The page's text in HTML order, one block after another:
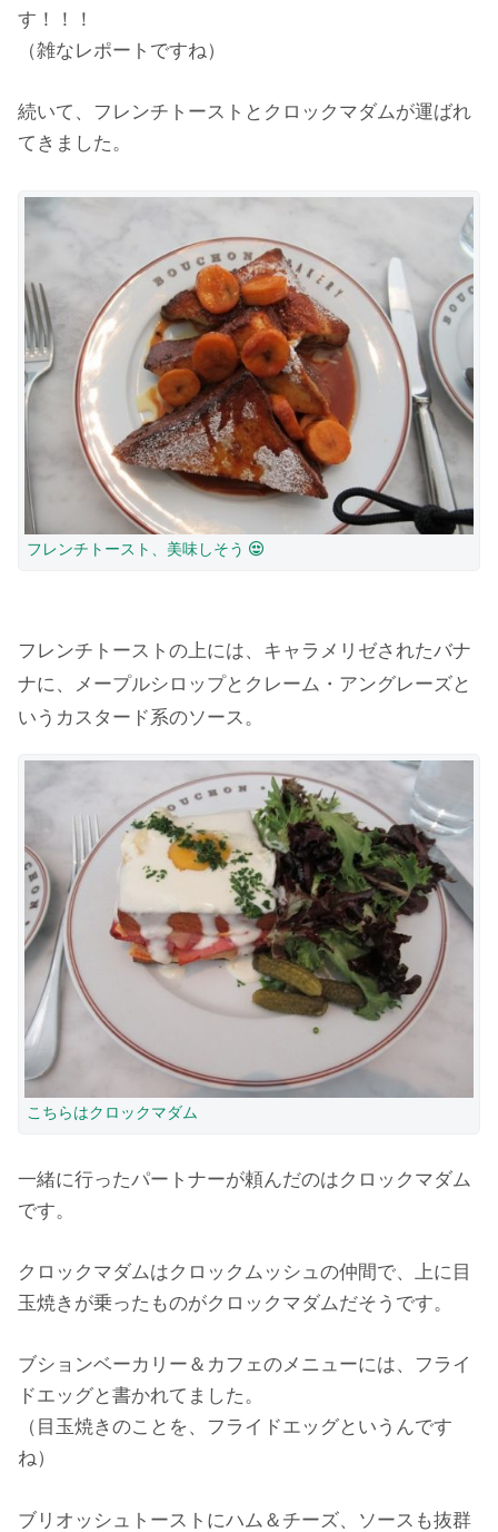
す！！！
（雑なレポートですね）
続いて、フレンチトーストとクロックマダムが運ばれ
てきました。
フレンチトースト、美味しそう
フレンチトーストの上には、キャラメリゼされたバナ
ナに、メープルシロップとクレーム・アングレーズと
いうカスタード系のソース。
こちらはクロックマダム
一緒に行ったパートナーが頼んだのはクロックマダム
です。
クロックマダムはクロックムッシュの仲間で、上に目
玉焼きが乗ったものがクロックマダムだそうです。
ブションベーカリー＆カフェのメニューには、フライ
ドエッグと書かれてました。
（目玉焼きのことを、フライドエッグというんです
ね）
ブリオッシュトーストにハム＆チーズ、ソースも抜群